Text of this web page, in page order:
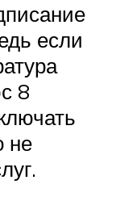
если
8
не